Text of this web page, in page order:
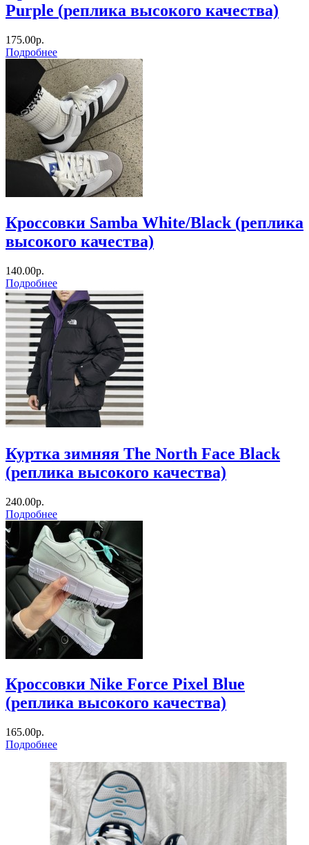
Purple (реплика высокого качества)
175.00р.
Подробнее
Кроссовки Samba White/Black (реплика
высокого качества)
140.00р.
Подробнее
Куртка зимняя The North Face Black
(реплика высокого качества)
240.00р.
Подробнее
Кроссовки Nike Force Pixel Blue
(реплика высокого качества)
165.00р.
Подробнее